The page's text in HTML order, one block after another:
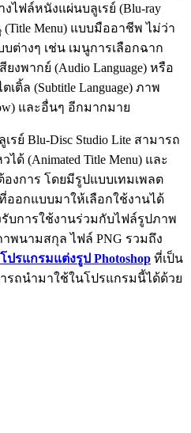
ไฟล์หนังแผ่นบลูเรย์ (Blu-ray
Menu) แบบมืออาชีพ ไม่ว่า
ต่างๆ เช่น เมนูการเลือกฉาก
ยงพากย์ (Audio Language) หรือ
ติ้ล (Subtitle Language) ภาพ
และอื่นๆ อีกมากมาย
ย์ Blu-Disc Studio Lite สามารถ
ด้ (Animated Title Menu) และ
งการ โดยมีรูปแบบเทมเพลต
ที่ออกแบบมาให้เลือกใช้งานได้
บการใช้งานร่วมกับไฟล์รูปภาพ
พนามสกุล ไฟล์ PNG รวมถึง
โปรแกรมแต่งรูป Photoshop ที่เป็น
รถนำมาใช้ในโปรแกรมนี้ได้ด้วย